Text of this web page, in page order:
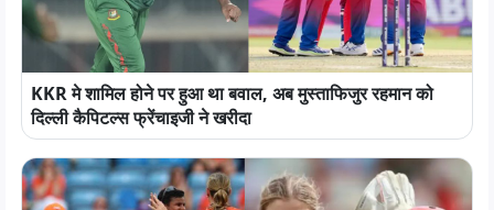
KKR मे शामिल होने पर हुआ था बवाल, अब मुस्ताफिजुर रहमान को
दिल्ली कैपिटल्स फ्रेंचाइजी ने खरीदा